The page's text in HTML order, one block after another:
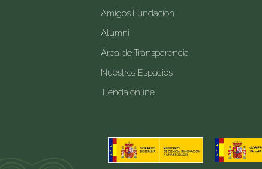
Amigos Fundación
Alumni
Área de Transparencia
Nuestros Espacios
Tienda online